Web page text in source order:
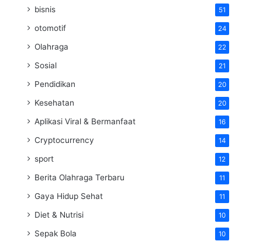
bisnis 51
otomotif 24
Olahraga 22
Sosial 21
Pendidikan 20
Kesehatan 20
Aplikasi Viral & Bermanfaat 16
Cryptocurrency 14
sport 12
Berita Olahraga Terbaru 11
Gaya Hidup Sehat 11
Diet & Nutrisi 10
Sepak Bola 10